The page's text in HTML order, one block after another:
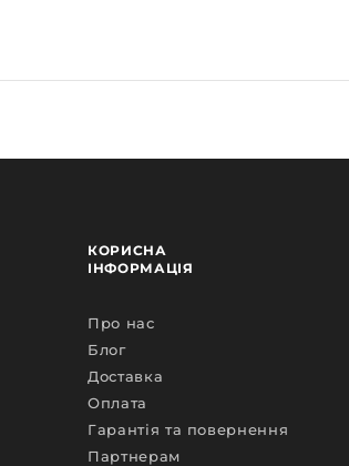
КОРИСНА
ІНФОРМАЦІЯ
Про нас
Блог
Доставка
Оплата
Гарантія та повернення
Партнерам